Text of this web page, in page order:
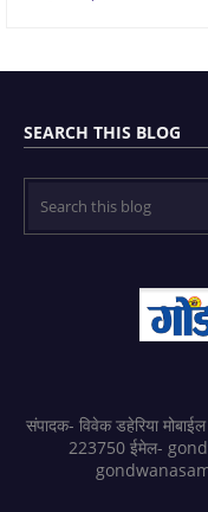
SEARCH THIS BLOG
संपादक- विवेक डहेरिया
223750 ईमेल-